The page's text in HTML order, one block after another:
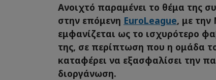
Ανοιχτό παραμένει το θέμα της
στην επόμενη EuroLeague, με την
εμφανίζεται ως το ισχυρότερο
της, σε περίπτωση που η ομάδα
καταφέρει να εξασφαλίσει την
διοργάνωση.